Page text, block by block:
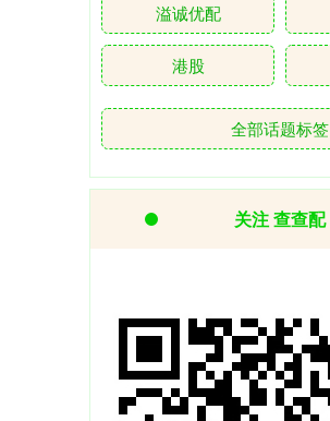
溢诚优配
港股
全部话题标签
关注 查查配